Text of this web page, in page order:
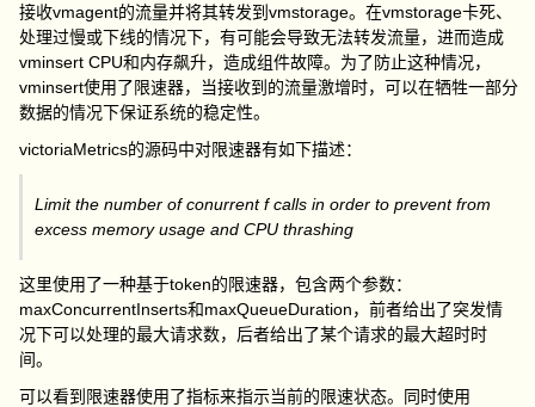
接收vmagent的流量并将其转发到vmstorage。在vmstorage卡死、
处理过慢或下线的情况下，有可能会导致无法转发流量，进而造成
vminsert CPU和内存飙升，造成组件故障。为了防止这种情况，
vminsert使用了限速器，当接收到的流量激增时，可以在牺牲一部分
数据的情况下保证系统的稳定性。
victoriaMetrics的源码中对限速器有如下描述：
Limit the number of conurrent f calls in order to prevent from
excess memory usage and CPU thrashing
这里使用了一种基于token的限速器，包含两个参数：
maxConcurrentInserts和maxQueueDuration，前者给出了突发情
况下可以处理的最大请求数，后者给出了某个请求的最大超时时
间。
可以看到限速器使用了指标来指示当前的限速状态。同时使用